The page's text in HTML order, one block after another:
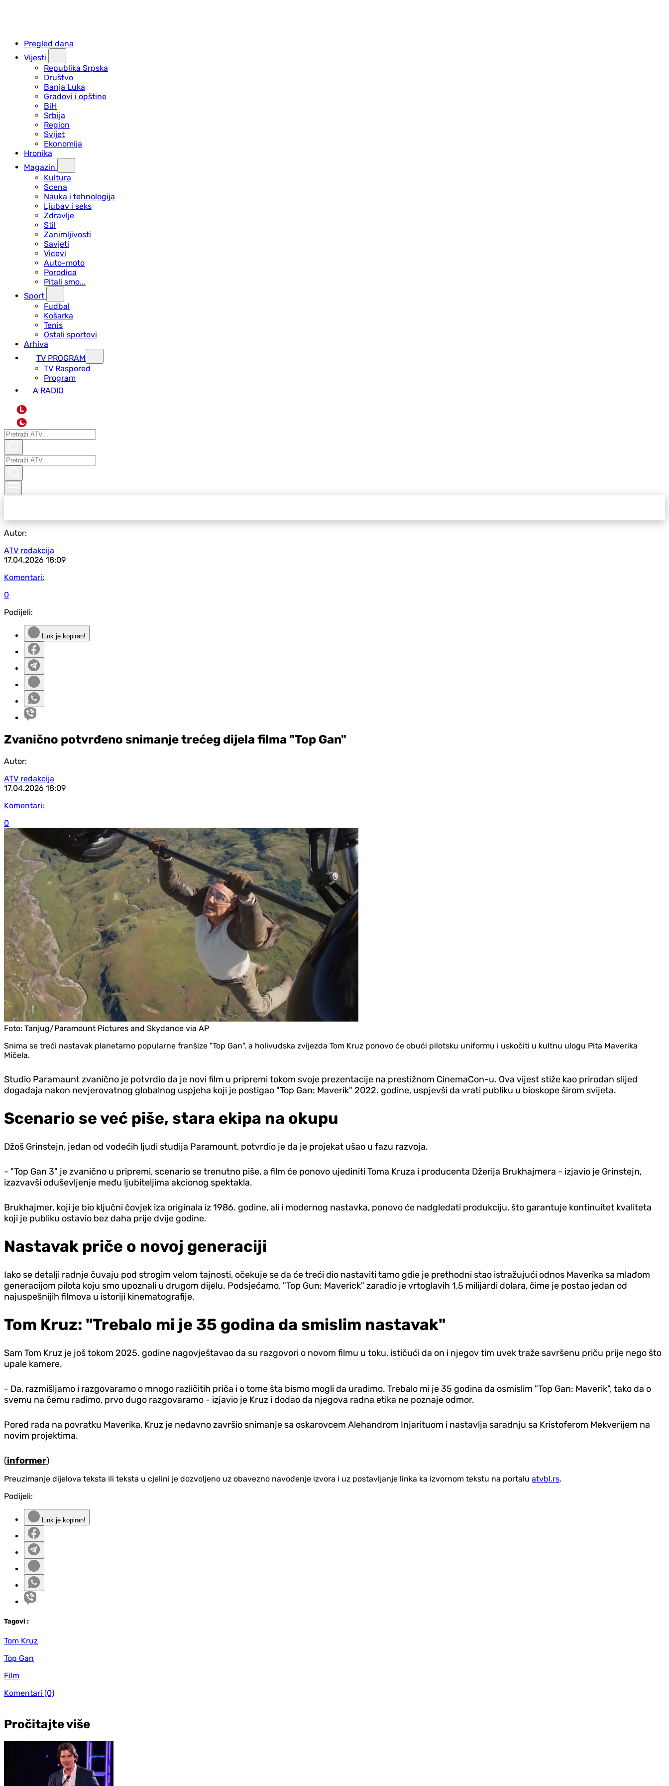
Pregled dana
Vijesti
Republika Srpska
Društvo
Banja Luka
Gradovi i opštine
BiH
Srbija
Region
Svijet
Ekonomija
Hronika
Magazin
Kultura
Scena
Nauka i tehnologija
Ljubav i seks
Zdravlje
Stil
Zanimljivosti
Savjeti
Vicevi
Auto-moto
Porodica
Pitali smo...
Sport
Fudbal
Košarka
Tenis
Ostali sportovi
Arhiva
TV PROGRAM
ТV Raspored
Program
A RADIO
L
Autor:
ATV redakcija
17.04.2026 18:09
Komentari:
0
Podijeli:
Link je kopiran!
Zvanično potvrđeno snimanje trećeg dijela filma "Top Gan"
Autor:
ATV redakcija
17.04.2026 18:09
Komentari:
0
Foto: Tanjug/Paramount Pictures and Skydance via AP
Snima se treći nastavak planetarno popularne franšize "Top Gan", a holivudska zvijezda Tom Kruz ponovo će obući pilotsku uniformu i uskočiti u kultnu ulogu Pita Maverika
Mičela.
Studio Paramaunt zvanično je potvrdio da je novi film u pripremi tokom svoje prezentacije na prestižnom CinemaCon-u. Ova vijest stiže kao prirodan slijed
događaja nakon nevjerovatnog globalnog uspjeha koji je postigao "Top Gan: Maverik" 2022. godine, uspjevši da vrati publiku u bioskope širom svijeta.
Scenario se već piše, stara ekipa na okupu
Džoš Grinstejn, jedan od vodećih ljudi studija Paramount, potvrdio je da je projekat ušao u fazu razvoja.
- "Top Gan 3" je zvanično u pripremi, scenario se trenutno piše, a film će ponovo ujediniti Toma Kruza i producenta Džerija Brukhajmera - izjavio je Grinstejn,
izazvavši oduševljenje među ljubiteljima akcionog spektakla.
Brukhajmer, koji je bio ključni čovjek iza originala iz 1986. godine, ali i modernog nastavka, ponovo će nadgledati produkciju, što garantuje kontinuitet kvaliteta
koji je publiku ostavio bez daha prije dvije godine.
Nastavak priče o novoj generaciji
Iako se detalji radnje čuvaju pod strogim velom tajnosti, očekuje se da će treći dio nastaviti tamo gdie je prethodni stao istražujući odnos Maverika sa mlađom
generacijom pilota koju smo upoznali u drugom dijelu. Podsjećamo, "Top Gun: Maverick" zaradio je vrtoglavih 1,5 milijardi dolara, čime je postao jedan od
najuspešnijih filmova u istoriji kinematografije.
Tom Kruz: "Trebalo mi je 35 godina da smislim nastavak"
Sam Tom Kruz je još tokom 2025. godine nagovještavao da su razgovori o novom filmu u toku, ističući da on i njegov tim uvek traže savršenu priču prije nego što
upale kamere.
- Da, razmišljamo i razgovaramo o mnogo različitih priča i o tome šta bismo mogli da uradimo. Trebalo mi je 35 godina da osmislim "Top Gan: Maverik", tako da o
svemu na čemu radimo, prvo dugo razgovaramo - izjavio je Kruz i dodao da njegova radna etika ne poznaje odmor.
Pored rada na povratku Maverika, Kruz je nedavno završio snimanje sa oskarovcem Alehandrom Injarituom i nastavlja saradnju sa Kristoferom Mekverijem na
novim projektima.
(informer)
Preuzimanje dijelova teksta ili teksta u cjelini je dozvoljeno uz obavezno navođenje izvora i uz postavljanje linka ka izvornom tekstu na portalu atvbl.rs.
Podijeli:
Link je kopiran!
Tagovi :
Tom Kruz
Top Gan
Film
Komentari (0)
Pročitajte više